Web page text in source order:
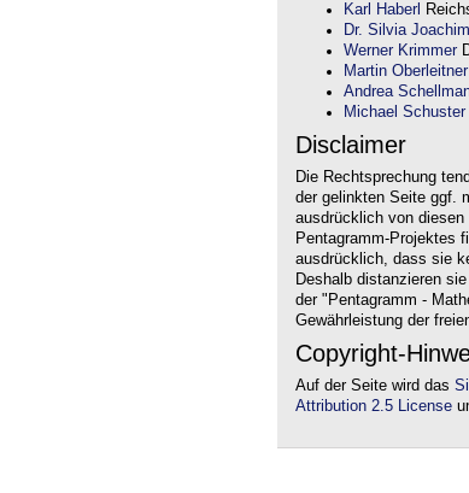
Karl Haberl
Dr. Silvia Joachim
Werner Krimmer
Martin Oberleitner
Andrea
Michael Schuster
Disclaimer
Die Rechtsprechung
der gelinkten Seite ggf.
ausdrücklich von
Pentagramm-Projektes
ausdrücklich, dass sie
Deshalb distanzieren
der "Pentagramm -
Gewährleistung der
Copyright-
Auf der Seite wird das
Attribution 2.5 License